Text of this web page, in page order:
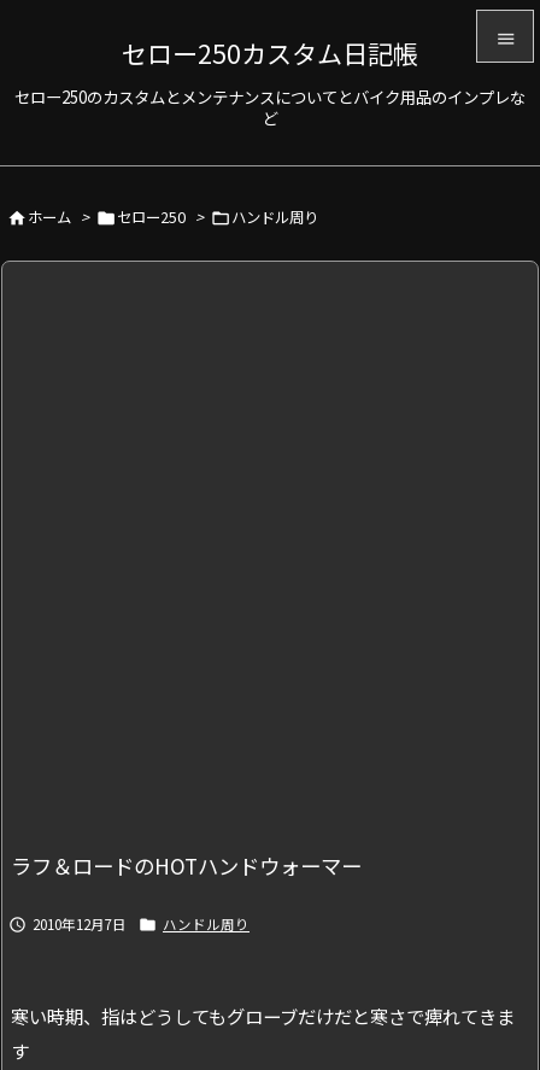
セロー250カスタム日記帳
セロー250のカスタムとメンテナンスについてとバイク用品のインプレな
ど


ホーム > セロー250 > ハンドル周り
ラフ＆ロードのHOTハンドウォーマー
 2010年12月7日  ハンドル周り
寒い時期、指はどうしてもグローブだけだと寒さで痺れてきま
す